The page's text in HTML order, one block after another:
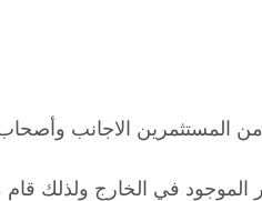
الموجود في الخارج ولذلك